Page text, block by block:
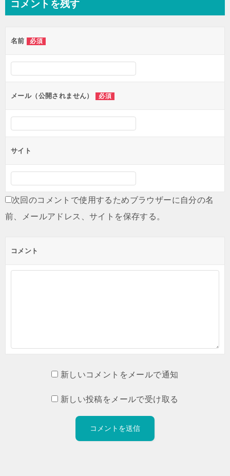
コメントを残す
名前 必須
メール（公開されません） 必須
サイト
次回のコメントで使用するためブラウザーに自分の名
前、メールアドレス、サイトを保存する。
コメント
新しいコメントをメールで通知
新しい投稿をメールで受け取る